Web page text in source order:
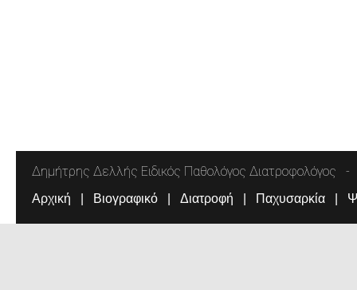
Δημήτρης Δελλής Ειδικός Παθολόγος Διατροφολόγος
Αρχική Βιογραφικό Διατροφή Παχυσαρκία